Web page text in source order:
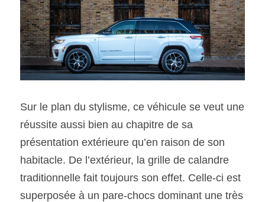
Sur le plan du stylisme, ce véhicule se veut une
réussite aussi bien au chapitre de sa
présentation extérieure qu’en raison de son
habitacle. De l’extérieur, la grille de calandre
traditionnelle fait toujours son effet. Celle-ci est
superposée à un pare-chocs dominant une très